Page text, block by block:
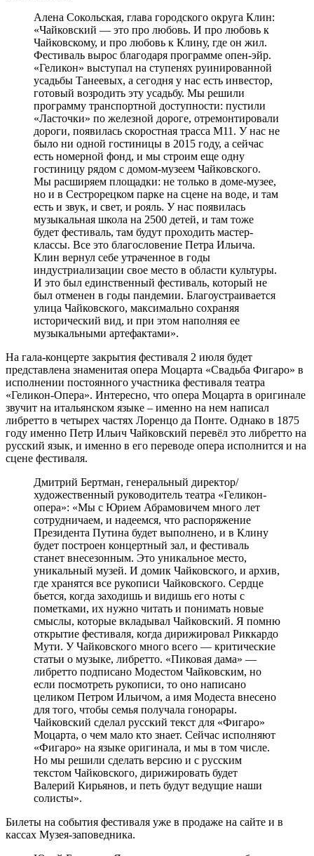
Алена Сокольская, глава городского округа Клин:
«Чайковский — это про любовь. И про любовь к
Чайковскому, и про любовь к Клину, где он жил.
Фестиваль вырос благодаря программе опен-эйр.
«Геликон» выступал на ступенях руинированной
усадьбы Танеевых, а сегодня у нас есть инвестор,
готовый возродить эту усадьбу. Мы решили
программу транспортной доступности: пустили
«Ласточки» по железной дороге, отремонтировали
дороги, появилась скоростная трасса М11. У нас не
было ни одной гостиницы в 2015 году, а сейчас
есть номерной фонд, и мы строим еще одну
гостиницу рядом с домом-музеем Чайковского.
Мы расширяем площадки: не только в доме-музее,
но и в Сестрорецком парке на сцене на воде, и там
есть и звук, и свет, и рояль. У нас появилась
музыкальная школа на 2500 детей, и там тоже
будет фестиваль, там будут проходить мастер-
классы. Все это благословение Петра Ильича.
Клин вернул себе утраченное в годы
индустриализации свое место в области культуры.
И это был единственный фестиваль, который не
был отменен в годы пандемии. Благоустраивается
улица Чайковского, максимально сохраняя
исторический вид, и при этом наполняя ее
музыкальными артефактами».
На гала-концерте закрытия фестиваля 2 июля будет
представлена знаменитая опера Моцарта «Свадьба Фигаро» в
исполнении постоянного участника фестиваля театра
«Геликон-Опера». Интересно, что опера Моцарта в оригинале
звучит на итальянском языке – именно на нем написал
либретто в четырех частях Лоренцо да Понте. Однако в 1875
году именно Петр Ильич Чайковский перевёл это либретто на
русский язык, и именно в его переводе опера исполнится и на
сцене фестиваля.
Дмитрий Бертман, генеральный директор/
художественный руководитель театра «Геликон-
опера»: «Мы с Юрием Абрамовичем много лет
сотрудничаем, и надеемся, что распоряжение
Президента Путина будет выполнено, и в Клину
будет построен концертный зал, и фестиваль
станет внесезонным. Это уникальное место,
уникальный музей. И домик Чайковского, и архив,
где хранятся все рукописи Чайковского. Сердце
бьется, когда заходишь и видишь его ноты с
пометками, их нужно читать и понимать новые
смыслы, которые вкладывал Чайковский. Я помню
открытие фестиваля, когда дирижировал Риккардо
Мути. У Чайковского много всего — критические
статьи о музыке, либретто. «Пиковая дама» —
либретто подписано Модестом Чайковским, но
если посмотреть рукописи, то оно написано
целиком Петром Ильичом, а имя Модеста внесено
для того, чтобы семья получала гонорары.
Чайковский сделал русский текст для «Фигаро»
Моцарта, о чем мало кто знает. Сейчас исполняют
«Фигаро» на языке оригинала, и мы в том числе.
Но мы решили сделать версию и с русским
текстом Чайковского, дирижировать будет
Валерий Кирьянов, и петь будут ведущие наши
солисты».
Билеты на события фестиваля уже в продаже на сайте и в
кассах Музея-заповедника.